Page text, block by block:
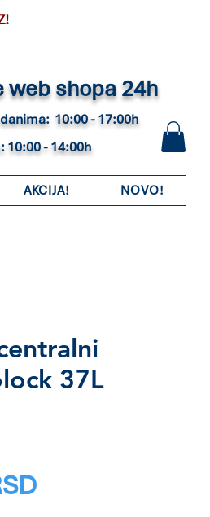
web shopa 24h
10:00 - 17:00h
10:00 - 14:00h
AKCIJA! NOVO!
37L
Price